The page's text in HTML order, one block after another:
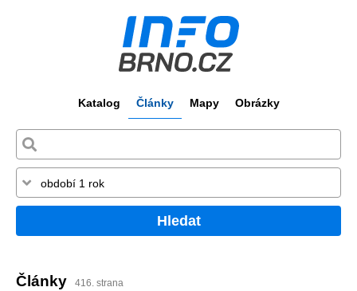
Katalog Články Mapy Obrázky
Hledat
Články 416. strana